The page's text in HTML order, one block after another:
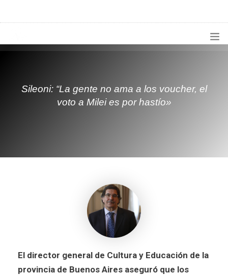
¿QUIÉNES SOMOS?
APLICACIONES
Sileoni: “La gente no ama a los voucher, el
voto a Milei es por hastío»
El director general de Cultura y Educación de la
provincia de Buenos Aires aseguró que los